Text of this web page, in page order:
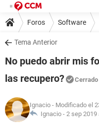
Foros Software
Tema Anterior
No puedo abrir mis
las recupero?
Cerrado
Ignacio - Modificado el
Ignacio - 2 sep 2019